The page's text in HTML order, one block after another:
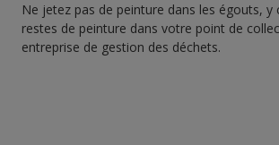
Ne jetez pas de peinture dans les égouts,
restes de peinture dans votre point de
entreprise de gestion des déchets.